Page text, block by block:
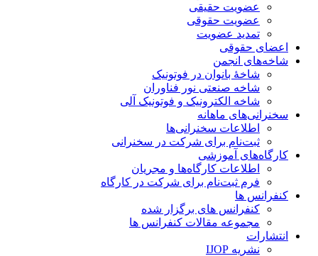
عضویت حقیقی
عضویت حقوقی
تمدید عضویت
اعضای حقوقی
شاخه‌های انجمن
شاخۀ بانوان در فوتونیک
شاخه صنعتی نور فناوران
شاخه‌ الکترونیک و فوتونیک آلی
سخنرانی‌های ماهانه
اطلاعات سخنرانی‌‌ها
ثبت‌نام برای شرکت در سخنرانی
کارگاه‌های آموزشی
اطلاعات کارگاه‌ها و مجریان
فرم ثبت‌نام برای شرکت در کارگاه
کنفرانس ها
کنفرانس های برگزار شده
مجموعه مقالات کنفرانس ها
انتشارات
نشریه IJOP